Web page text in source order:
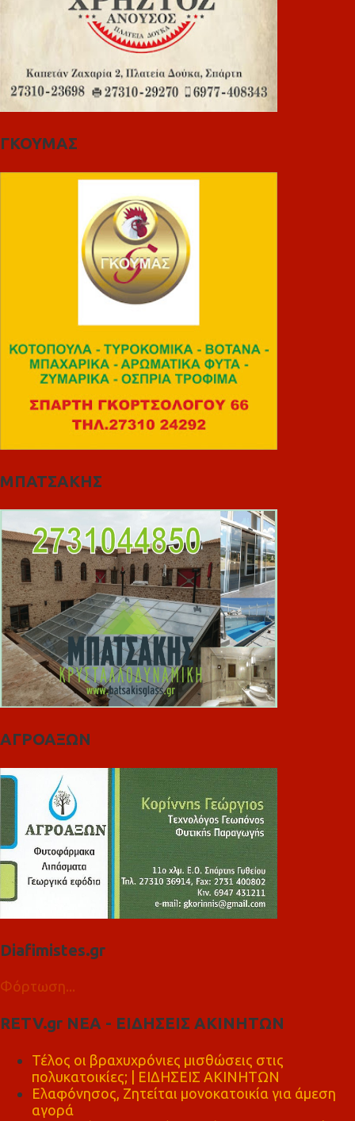
ΓΚΟΥΜΑΣ
ΜΠΑΤΣΑΚΗΣ
ΑΓΡΟΑΞΩΝ
Diafimistes.gr
Φόρτωση...
RETV.gr ΝΕΑ - ΕΙΔΗΣΕΙΣ ΑΚΙΝΗΤΩΝ
Τέλος οι βραχυχρόνιες μισθώσεις στις
πολυκατοικίες; | ΕΙΔΗΣΕΙΣ ΑΚΙΝΗΤΩΝ
Ελαφόνησος, Ζητείται μονοκατοικία για άμεση
αγορά